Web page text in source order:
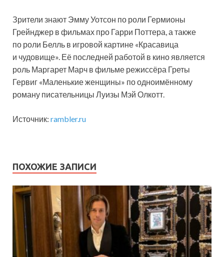
Зрители знают Эмму Уотсон по роли Гермионы
Грейнджер в фильмах про Гарри Поттера, а также
по роли Белль в игровой картине «Красавица
и чудовище». Её последней работой в кино является
роль Маргарет Марч в фильме режиссёра Греты
Гервиг «Маленькие женщины» по одноимённому
роману писательницы Луизы Мэй Олкотт.
Источник: rambler.ru
ПОХОЖИЕ ЗАПИСИ